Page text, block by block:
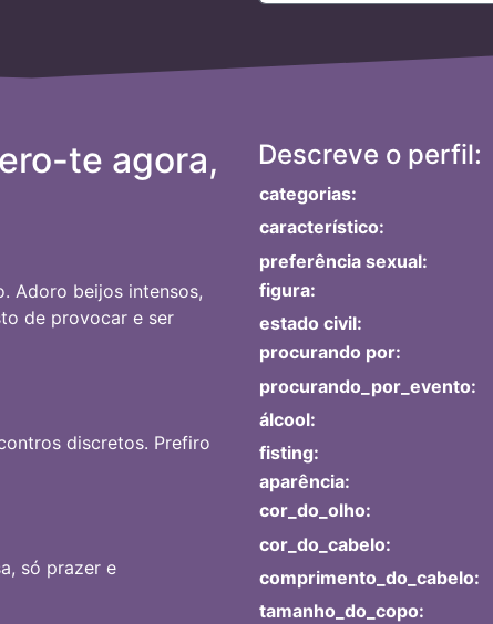
te agora,
Adoro beijos intensos,
de provocar e ser
discretos. Prefiro
só prazer e
Descreve o perfil:
categorias:
característico:
preferência sexual:
figura:
estado civil:
procurando por:
procurando_por_evento:
álcool:
fisting:
aparência:
cor_do_olho:
cor_do_cabelo:
comprimento_do_cabelo:
tamanho_do_copo: